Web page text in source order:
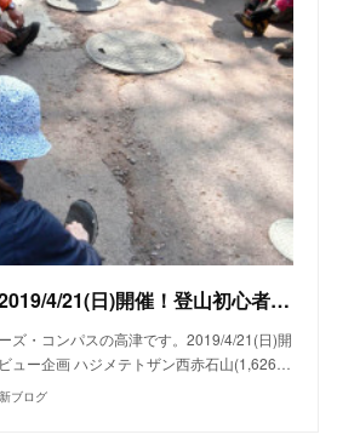
イベントレポート 2019/4/21(日)開催！登山初心者限定山デビュー 春のハジメテトザン 西赤石山
ズ・コンパスの高津です。2019/4/21(日)開
ュー企画 ハジメテトザン西赤石山(1,626…
ブログ